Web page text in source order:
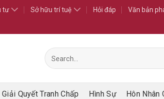
tư Sở hữu trí tuệ Hỏi đáp Văn bản
Giải Quyết Tranh Chấp Hình Sự Hôn Nhân